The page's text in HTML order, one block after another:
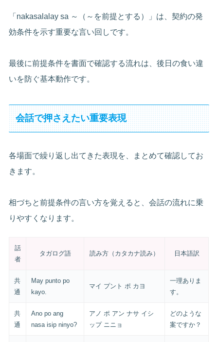
「nakasalalay sa ～（～を前提とする）」は、契約の発
効条件を示す重要な言い回しです。
最後に前提条件を書面で確認する流れは、後日の食い違
いを防ぐ基本動作です。
会話で押さえたい重要表現
各場面で繰り返し出てきた表現を、まとめて確認してお
きます。
相づちと前提条件の言い方を覚えると、会話の流れに乗
りやすくなります。
話
者
タガログ語 読み方（カタカナ読み） 日本語訳
共
通
May punto po
kayo.
マイ プント ポ カヨ
一理ありま
す。
共
通
Ano po ang
nasa isip ninyo?
アノ ポ アン ナサ イシ
ップ ニニョ
どのような
案ですか？